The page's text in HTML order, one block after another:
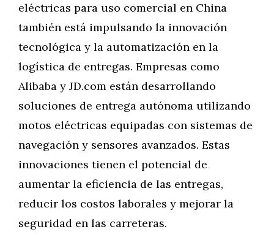
eléctricas para uso comercial en China
también está impulsando la innovación
tecnológica y la automatización en la
logística de entregas. Empresas como
Alibaba y JD.com están desarrollando
soluciones de entrega autónoma utilizando
motos eléctricas equipadas con sistemas de
navegación y sensores avanzados. Estas
innovaciones tienen el potencial de
aumentar la eficiencia de las entregas,
reducir los costos laborales y mejorar la
seguridad en las carreteras.